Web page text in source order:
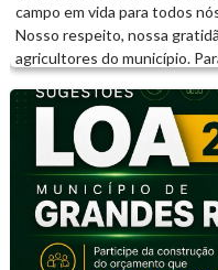
campo em vida para todos
Nosso respeito, nossa
agricultores do município.